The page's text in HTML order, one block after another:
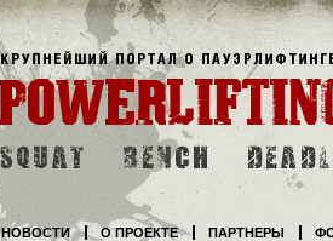
НОВОСТИ О ПРОЕКТЕ ПАРТНЕРЫ